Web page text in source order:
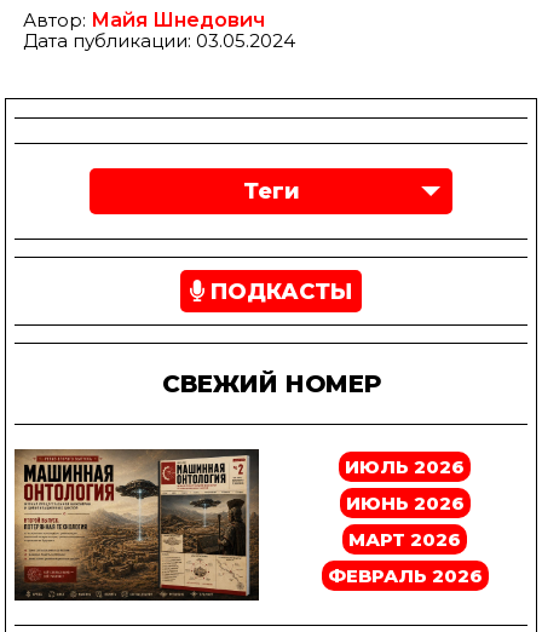
Автор: Майя Шнедович
Дата публикации: 03.05.2024
Теги
ПОДКАСТЫ
СВЕЖИЙ НОМЕР
ИЮЛЬ 2026
ИЮНЬ 2026
МАРТ 2026
ФЕВРАЛЬ 2026